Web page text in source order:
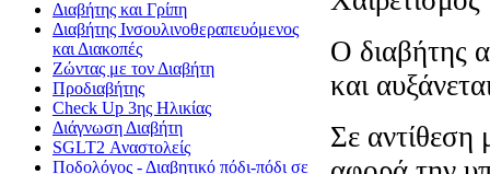
Ο διαβήτης
και
Σε αντίθεση
Διαβήτης και Γρίπη
Διαβήτης Ινσουλινοθεραπευόμενος
και Διακοπές
Ζώντας με τον Διαβήτη
Προδιαβήτης
Check Up 3ης Ηλικίας
Διάγνωση Διαβήτη
SGLT2 Αναστολείς
Ποδολόγος - Διαβητικό πόδι-πόδι σε